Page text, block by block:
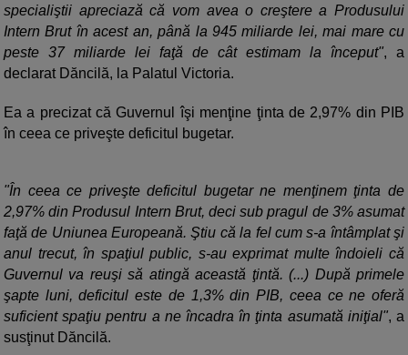
specialiştii apreciază că vom avea o creştere a Produsului
Intern Brut în acest an, până la 945 miliarde lei, mai mare cu
peste 37 miliarde lei faţă de cât estimam la început", a
declarat Dăncilă, la Palatul Victoria.
Ea a precizat că Guvernul îşi menţine ţinta de 2,97% din PIB
în ceea ce priveşte deficitul bugetar.
"În ceea ce priveşte deficitul bugetar ne menţinem ţinta de
2,97% din Produsul Intern Brut, deci sub pragul de 3% asumat
faţă de Uniunea Europeană. Ştiu că la fel cum s-a întâmplat şi
anul trecut, în spaţiul public, s-au exprimat multe îndoieli că
Guvernul va reuşi să atingă această ţintă. (...) După primele
şapte luni, deficitul este de 1,3% din PIB, ceea ce ne oferă
suficient spaţiu pentru a ne încadra în ţinta asumată iniţial", a
susţinut Dăncilă.